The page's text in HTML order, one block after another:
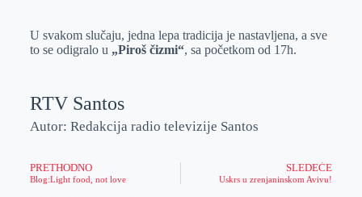
U svakom slučaju, jedna lepa tradicija je nastavljena, a sve
to se odigralo u „Piroš čizmi“, sa početkom od 17h.
RTV Santos
Autor: Redakcija radio televizije Santos
PRETHODNO
Blog:Light food, not love
SLEDEĆE
Uskrs u zrenjaninskom Avivu!